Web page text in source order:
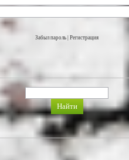
Забыл пароль Регистрация